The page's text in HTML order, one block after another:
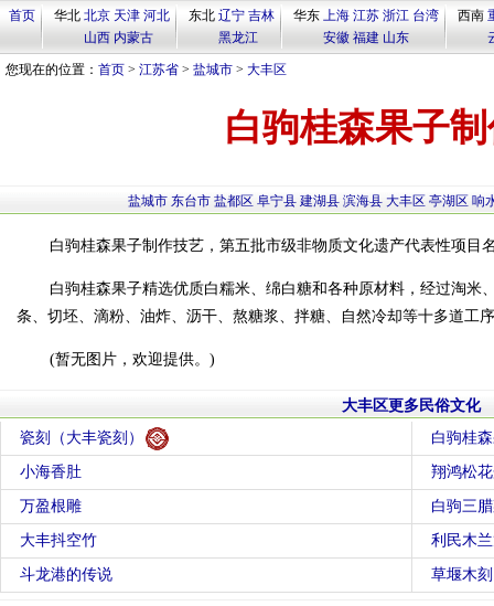
首页 华北 北京 天津 河北
山西 内蒙古
东北 辽宁 吉林
黑龙江
华东 上海 江苏 浙江 台湾
安徽 福建 山东
西南
您现在的位置： 首页 > 江苏省 > 盐城市 > 大丰区
白驹桂森果子
盐城市 东台市 盐都区 阜宁县 建湖县 滨海县 大丰区 亭湖区 响
白驹桂森果子制作技艺，第五批市级非物质文化遗产代表性项目
白驹桂森果子精选优质白糯米、绵白糖和各种原材料，经过淘米
条、切坯、滴粉、油炸、沥干、熬糖浆、拌糖、自然冷却等十多道工
(暂无图片，欢迎提供。)
大丰区更多民俗文化
瓷刻（大丰瓷刻）
白驹桂
小海香肚 翔鸿松
万盈根雕 白驹三
大丰抖空竹 利民木
斗龙港的传说 草堰木刻